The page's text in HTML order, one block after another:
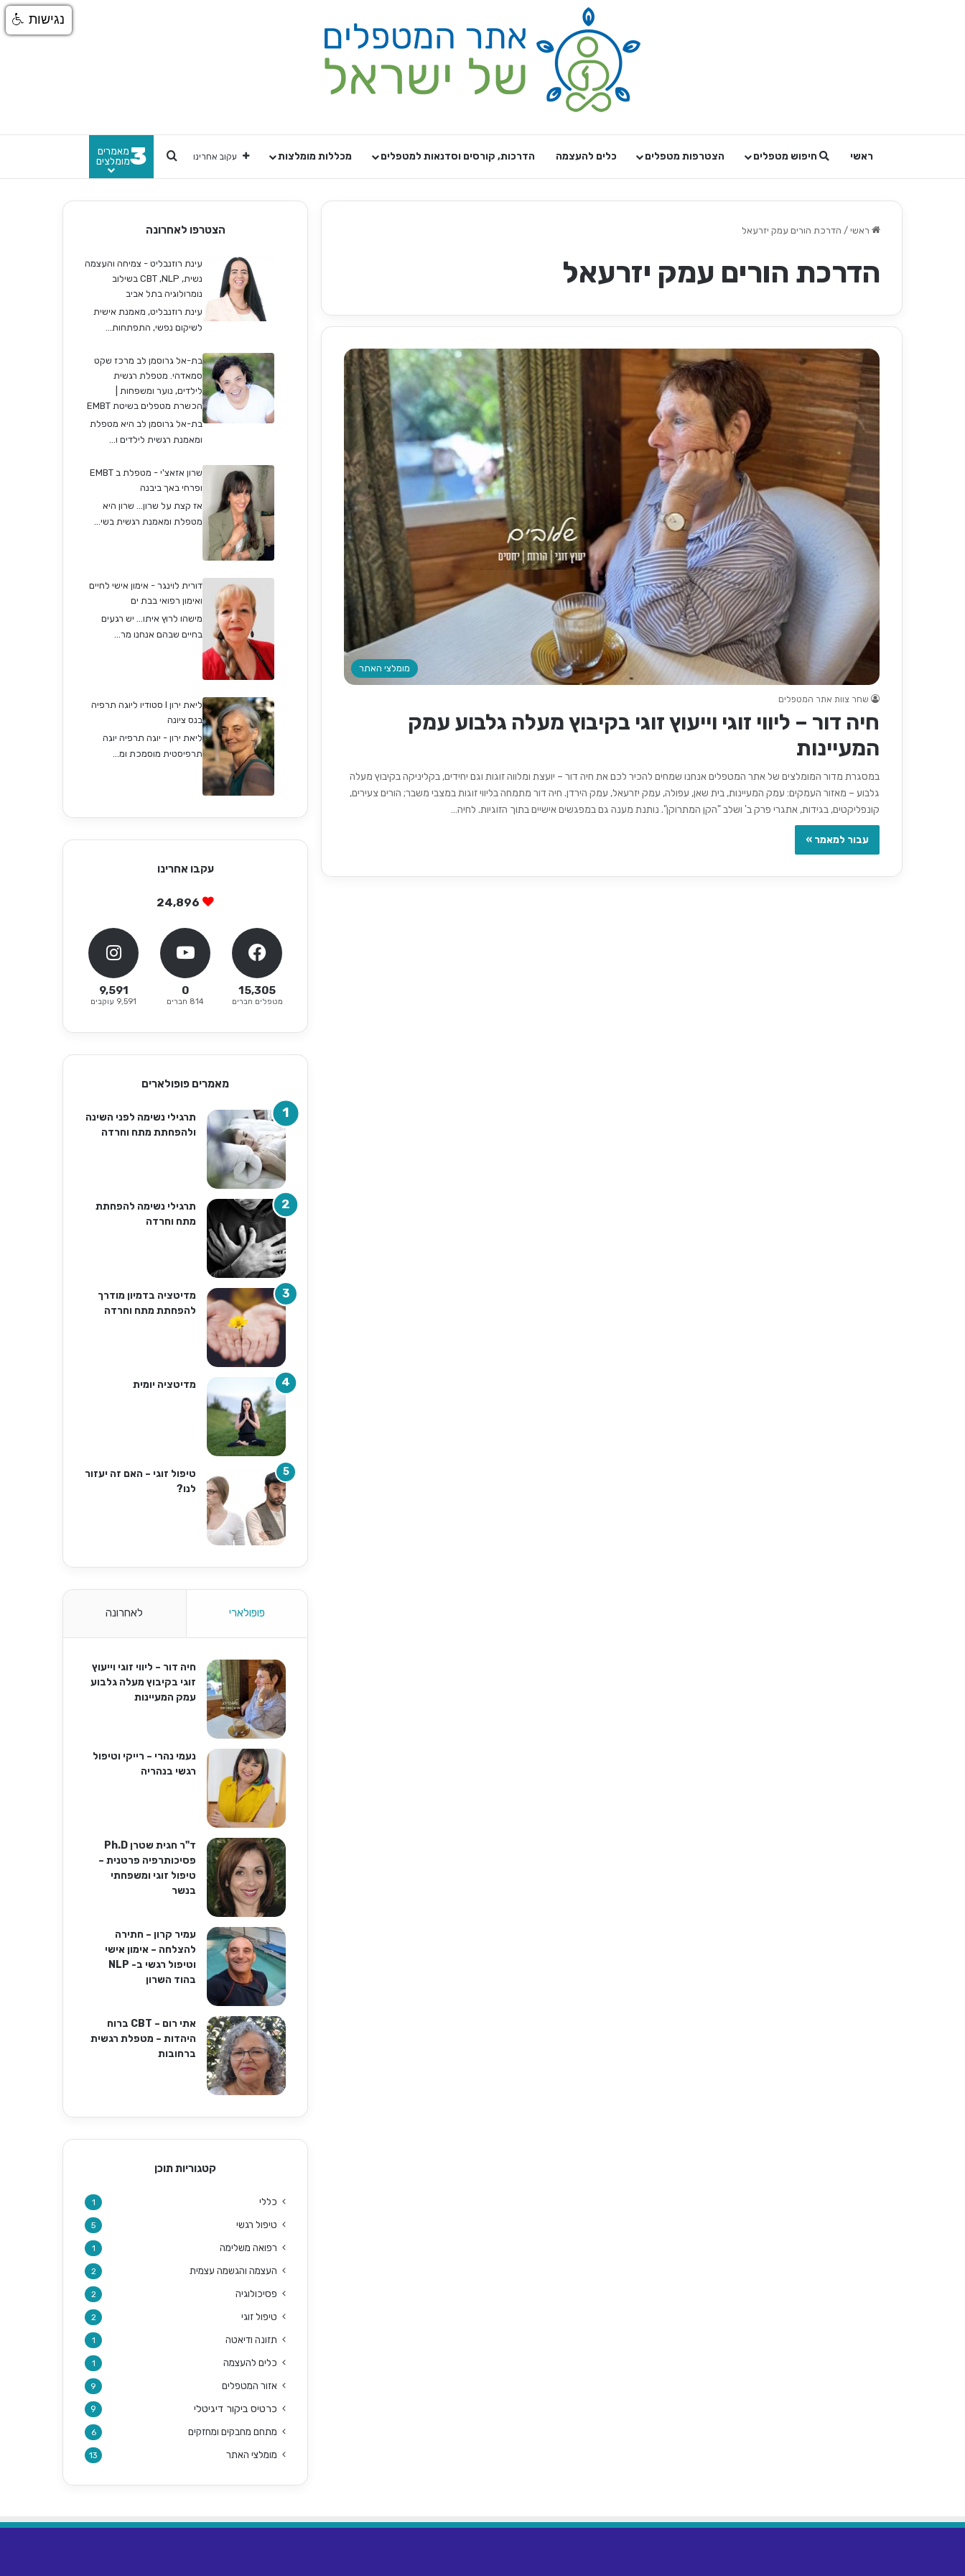
ראשי חיפוש מטפלים הצטרפות מטפלים כלים להעצמה הדרכות, קורסים וסדנאות למטפלים מכללות מומלצות עקוב אחרינו חפש3מאמרים
מומלצים
ראשי / הדרכת הורים עמק יזרעאל
הדרכת הורים עמק יזרעאל
מומלצי האתר
שחר צוות אתר המטפלים
חיה דור – ליווי זוגי וייעוץ זוגי בקיבוץ מעלה גלבוע עמק
המעיינות
במסגרת מדור המומלצים של אתר המטפלים אנחנו שמחים להכיר לכם את חיה דור – יועצת ומלווה זוגות וגם יחידים, בקליניקה בקיבוץ מעלה
גלבוע – מאזור העמקים: עמק המעיינות, בית שאן, עפולה, עמק יזרעאל, עמק הירדן. חיה דור מתמחה בליווי זוגות במצבי משבר; הורים צעירים,
קונפליקטים, בגידות, אתגרי פרק ב' ושלב "הקן המתרוקן". נותנת מענה גם במפגשים אישיים בתוך הזוגיות. לחיה…
עבור למאמר »
הצטרפו לאחרונה
עינת רוזנבליט - צמיחה והעצמה
נשית, CBT ,NLP בשילוב
נומרולוגיה בתל אביב
עינת רוזנבליט, מאמנת אישית
לשיקום נפשי, התפתחות...
בת-אל גרוסמן לב מרכז שקט
סמאדהי. מטפלת רגשית
לילדים, נוער ומשפחות |
הכשרת מטפלים בשיטת EMBT
בת-אל גרוסמן לב היא מטפלת
ומאמנת רגשית לילדים ו...
שרון אזאצ'י - מטפלת ב EMBT
ופרחי באך ביבנה
אז קצת על שרון… שרון היא
מטפלת ומאמנת רגשית בשי...
דורית לוינגר - אימון אישי לחיים
ואימון רפואי בבת ים
מישהו לרוץ איתו... יש רגעים
בחיים שבהם אנחנו מר...
ליאת ירון I סטודיו ליוגה תרפיה
בנס ציונה
ליאת ירון - יוגה תרפיה יוגה
תרפיסטית מוסמכת ומ...
עקבו אחרינו
24,896
15,305
מטפלים חברים
0
814 חברים
9,591
9,591 עוקבים
מאמרים פופולארים
תרגילי נשימה לפני השינה
ולהפחתת מתח וחרדה
תרגילי נשימה להפחתת
מתח וחרדה
מדיטציה בדמיון מודרך
להפחתת מתח וחרדה
מדיטציה יומית
טיפול זוגי – האם זה יעזור
לנו?
פופולארי לאחרונה
חיה דור – ליווי זוגי וייעוץ
זוגי בקיבוץ מעלה גלבוע
עמק המעיינות
נעמי נהרי – רייקי וטיפול
רגשי בנהריה
ד"ר חגית שטרן Ph.D
פסיכותרפיה פרטנית –
טיפול זוגי ומשפחתי
בנשר
עמיר קרון – חתירה
להצלחה – אימון אישי
וטיפול רגשי ב- NLP
בהוד השרון
אתי רום – CBT ברוח
היהדות – מטפלת רגשית
ברחובות
קטגוריות תוכן
כללי 1
טיפול רגשי 5
רפואה משלימה 1
העצמה והגשמה עצמית 2
פסיכולוגיה 2
טיפול זוגי 2
תזונה ודיאטה 1
כלים להעצמה 1
אזור המטפלים 9
כרטיס ביקור דיגיטלי 9
מתחם מחבקים ומחזקים 6
מומלצי האתר 13
נגישות